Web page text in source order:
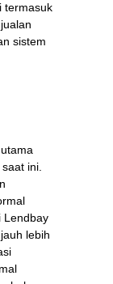
termasuk
sistem
ini.
Lendbay
lebih